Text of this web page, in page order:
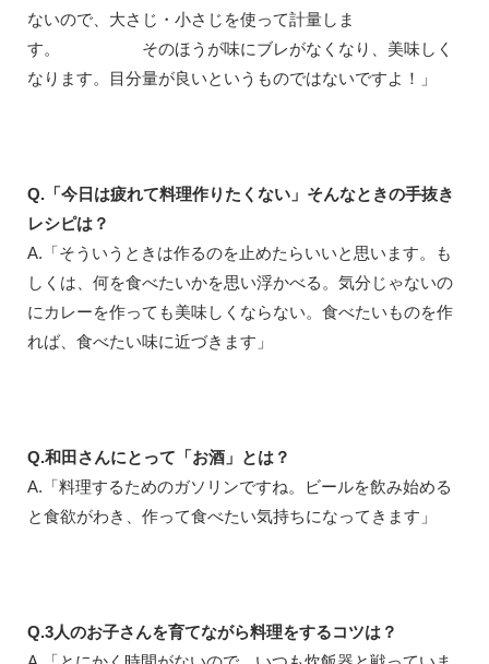
ないので、大さじ・小さじを使って計量しま
す。 そのほうが味にブレがなくなり、美味しく
なります。目分量が良いというものではないですよ！」
Q.「今日は疲れて料理作りたくない」そんなときの手抜き
レシピは？
A.「そういうときは作るのを止めたらいいと思います。も
しくは、何を食べたいかを思い浮かべる。気分じゃないの
にカレーを作っても美味しくならない。食べたいものを作
れば、食べたい味に近づきます」
Q.和田さんにとって「お酒」とは？
A.「料理するためのガソリンですね。ビールを飲み始める
と食欲がわき、作って食べたい気持ちになってきます」
Q.3人のお子さんを育てながら料理をするコツは？